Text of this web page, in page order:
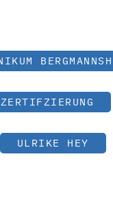
ULRIKE HEY